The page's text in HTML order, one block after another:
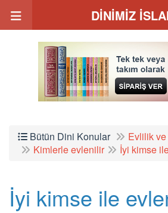
DİNİMİZ
Bütün Dini Konular
Evlilik
Kimlerle evlenilir
İyi kimse
İyi kimse ile